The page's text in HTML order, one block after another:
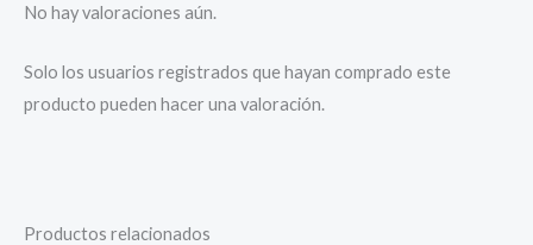
No hay valoraciones aún.
Solo los usuarios registrados que hayan comprado este
producto pueden hacer una valoración.
Productos relacionados